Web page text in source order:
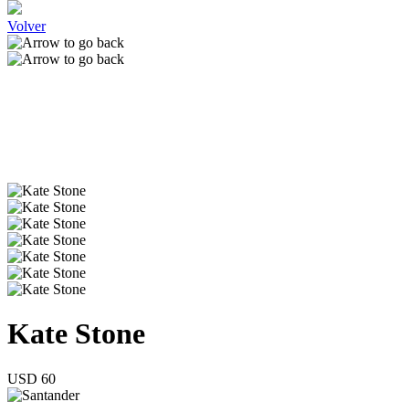
Volver
Kate Stone
USD 60